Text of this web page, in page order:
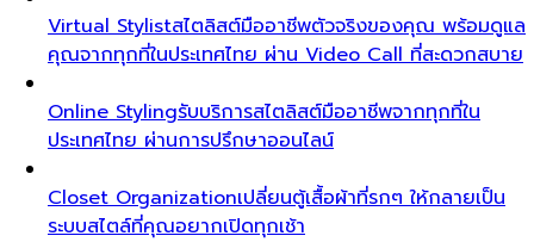
Virtual Stylistสไตลิสต์มืออาชีพตัวจริงของคุณ พร้อมดูแล
คุณจากทุกที่ในประเทศไทย ผ่าน Video Call ที่สะดวกสบาย
Online Stylingรับบริการสไตลิสต์มืออาชีพจากทุกที่ใน
ประเทศไทย ผ่านการปรึกษาออนไลน์
Closet Organizationเปลี่ยนตู้เสื้อผ้าที่รกๆ ให้กลายเป็น
ระบบสไตล์ที่คุณอยากเปิดทุกเช้า